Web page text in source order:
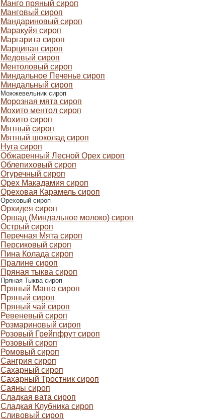
Манго пряный сироп
Манговый сироп
Мандариновый сироп
Маракуйя сироп
Маргарита сироп
Марципан cироп
Медовый сироп
Ментоловый сироп
Миндальное Печенье сироп
Миндальный сироп
Можжевельник сироп
Морозная мята сироп
Мохито ментол сироп
Мохито сироп
Мятный сироп
Мятный шоколад сироп
Нуга сироп
Обжаренный Лесной Орех сироп
Облепиховый сироп
Огуречный сироп
Орех Макадамия сироп
Ореховая Карамель сироп
Ореховый сироп
Орхидея сироп
Оршад (Миндальное молоко) сироп
Острый сироп
Перечная Мята сироп
Персиковый сироп
Пина Колада сироп
Пралине сироп
Пряная тыква сироп
Пряная Тыква сироп
Пряный Манго сироп
Пряный сироп
Пряный чай сироп
Ревеневый сироп
Розмариновый сироп
Розовый Грейпфрут сироп
Розовый сироп
Ромовый сироп
Сангрия сироп
Сахарный сироп
Сахарный Тростник сироп
Саяны сироп
Сладкая вата сироп
Сладкая Клубника сироп
Сливовый сироп